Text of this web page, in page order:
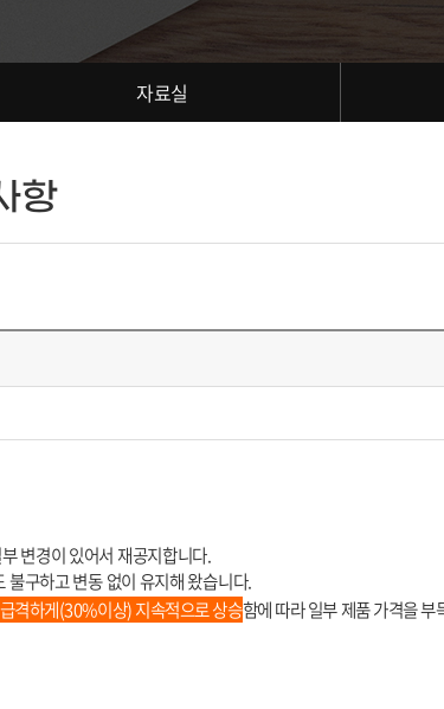
자료실
항
변경이 있어서 재공지합니다.
구하고 변동 없이 유지해 왔습니다.
격하게(30%이상) 지속적으로상승함에 따라 일부 제품 가격을